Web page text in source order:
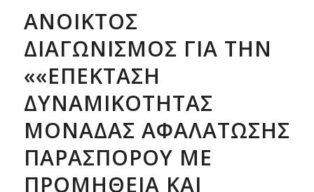
ΑΝΟΙΚΤΟΣ
ΔΙΑΓΩΝΙΣΜΟΣ ΓΙΑ ΤΗΝ
««ΕΠΕΚΤΑΣΗ
ΔΥΝΑΜΙΚΟΤΗΤΑΣ
ΜΟΝΑΔΑΣ ΑΦΑΛΑΤΩΣΗΣ
ΠΑΡΑΣΠΟΡΟΥ ΜΕ
ΠΡΟΜΗΘΕΙΑ ΚΑΙ